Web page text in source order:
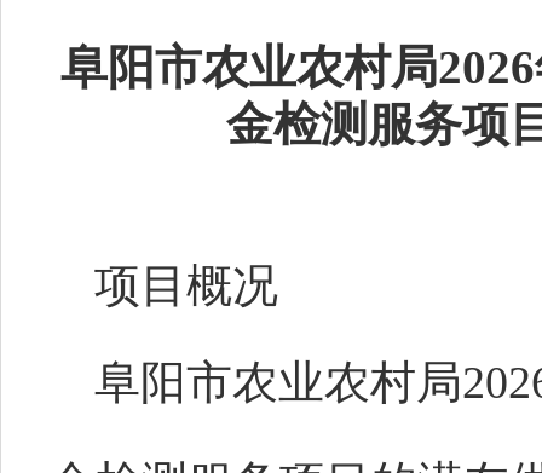
阜阳市农业农村局
金检测服务项
项目概况
阜阳市农业农村局